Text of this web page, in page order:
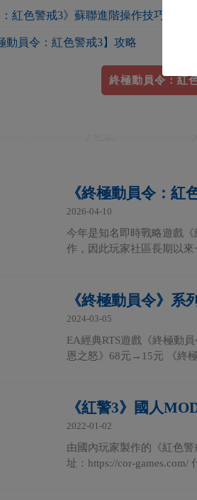
：紅色警戒3》蘇聯進階操作技巧介紹
動員令：紅色警戒3】攻略
終極動員令：紅
《終極動員令：紅
2026-04-10
今年是知名即時戰略遊戲
作，因此玩家社區長期以
《終極動員令》系
2024-03-05
EA經典RTS遊戲《終極動
恩之怒》68元→15元 《終
《紅警3》國人
2022-01-02
由國內玩家製作的《紅色
址：https://cor-games.com/